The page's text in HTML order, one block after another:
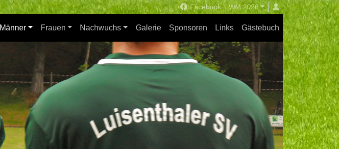
Facebook WM 2026
Männer Frauen Nachwuchs Galerie Sponsoren Links Gästebuch